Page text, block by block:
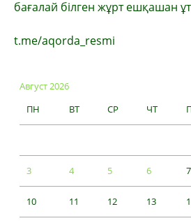
бағалай білген жұрт ешқашан
t.me/aqorda_resmi
Август 2026
ПН
ВТ СР ЧТ
3 4 5 6 7
10 11 12 13